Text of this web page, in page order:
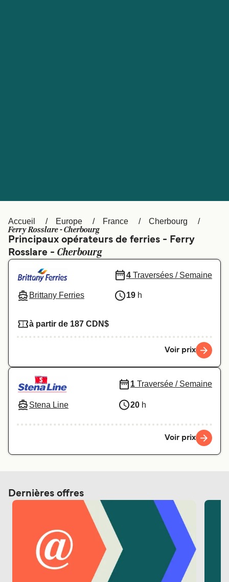
Canada
Ελλάδα
Deutschland Schweiz (DE)
Norge Україна
Accueil Europe France Cherbourg
Ferry Rosslare - Cherbourg
Principaux opérateurs de ferries - Ferry
Rosslare - Cherbourg
Brittany Ferries
4 Traversées / Semaine
19 h
à partir de 187 CDN$
Voir prix
Stena Line
1 Traversée / Semaine
20 h
Voir prix
Dernières offres